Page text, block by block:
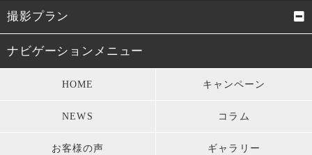
成人式振袖
男性成人式袴
七五三衣装 留袖・訪問着・振袖
モーニング・礼服 パーティードレス
キッズ衣装 長寿のお祝い
撮影プラン
成人式前撮り
ィング
ナビゲーションメニュー
HOME キャンペーン
NEWS コラム
お客様の声 ギャラリー